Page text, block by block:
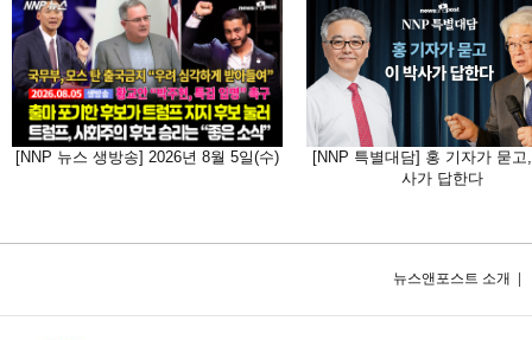
[NNP 뉴스 생방송] 2026년 8월 5일(수)
[NNP 특별대담] 홍 기자가 묻고
사가 답한다
뉴스앤포스트 소개